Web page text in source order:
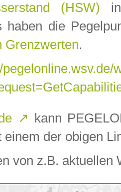
(HSW)
haben die
Grenzwerten.
↗ kann
einem der obigen
von z.B. aktuellen